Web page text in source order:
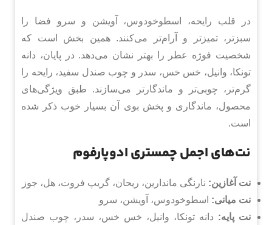
در قلب رایحه، اسطوخودوس، آویشن و سرو فضا را
سبزتر، تمیزتر و آرام‌تر می‌کنند. همین بخش است که
شخصیت فوژه عطر را بهتر نشان می‌دهد. در پایان، دانه
تونکا، وانیل، خس خس، سدر و چوب صندل سفید، رایحه را
گرم‌تر، چوبی‌تر و ماندگارتر می‌سازند. طبق ویژگی‌های
محصول، ماندگاری و پخش بوی آن بسیار خوب ذکر شده
است.
نت‌های اجمل چمستری ادوپارفوم
نت آغازین: نارنگی ماندارین، ریحان، گریپ فروت، هل، جوز
نت میانی: اسطوخودوس، آویشن، سرو
نت پایه: دانه تونکا، وانیل، خس خس، سدر، چوب صندل